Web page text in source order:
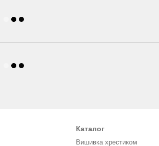
Каталог
Вишивка хрестиком